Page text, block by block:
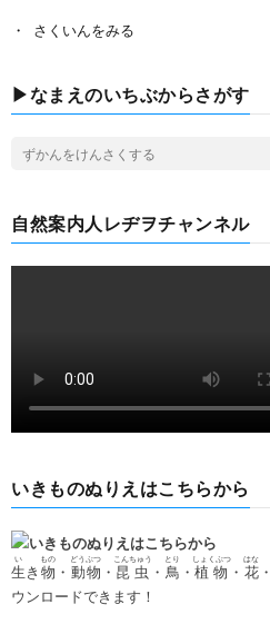
さくいんをみる
▶なまえのいちぶからさがす
自然案内人レヂヲチャンネル
いきものぬりえはこちらから
生
い
き 物
もの
・ 動物
どうぶつ
・ 昆虫
こんちゅう
・ 鳥
とり
・ 植物
しょくぶつ
・ 花
はな
・
ウンロードできます！